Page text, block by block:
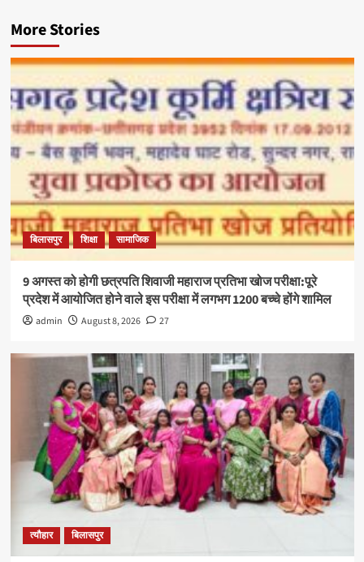
More Stories
बिलासपुर शिक्षा सामाजिक
9 अगस्त को होगी छत्रपति शिवाजी महाराज प्रतिभा खोज परीक्षा:पूरे
प्रदेश में आयोजित होने वाले इस परीक्षा में लगभग 1200 बच्चे होंगे शामिल
admin August 8, 2026 27
त्यौहार बिलासपुर